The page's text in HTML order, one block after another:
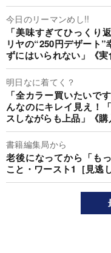
今日のリーマンめし!!
「美味すぎてひっくり
リヤの“250円デザート
ずにはいられない」《実
明日なに着てく？
「全カラー買いたいで
んなのにキレイ見え！
スしながらも上品」《購
書籍編集局から
老後になってから「も
こと・ワースト1［見逃